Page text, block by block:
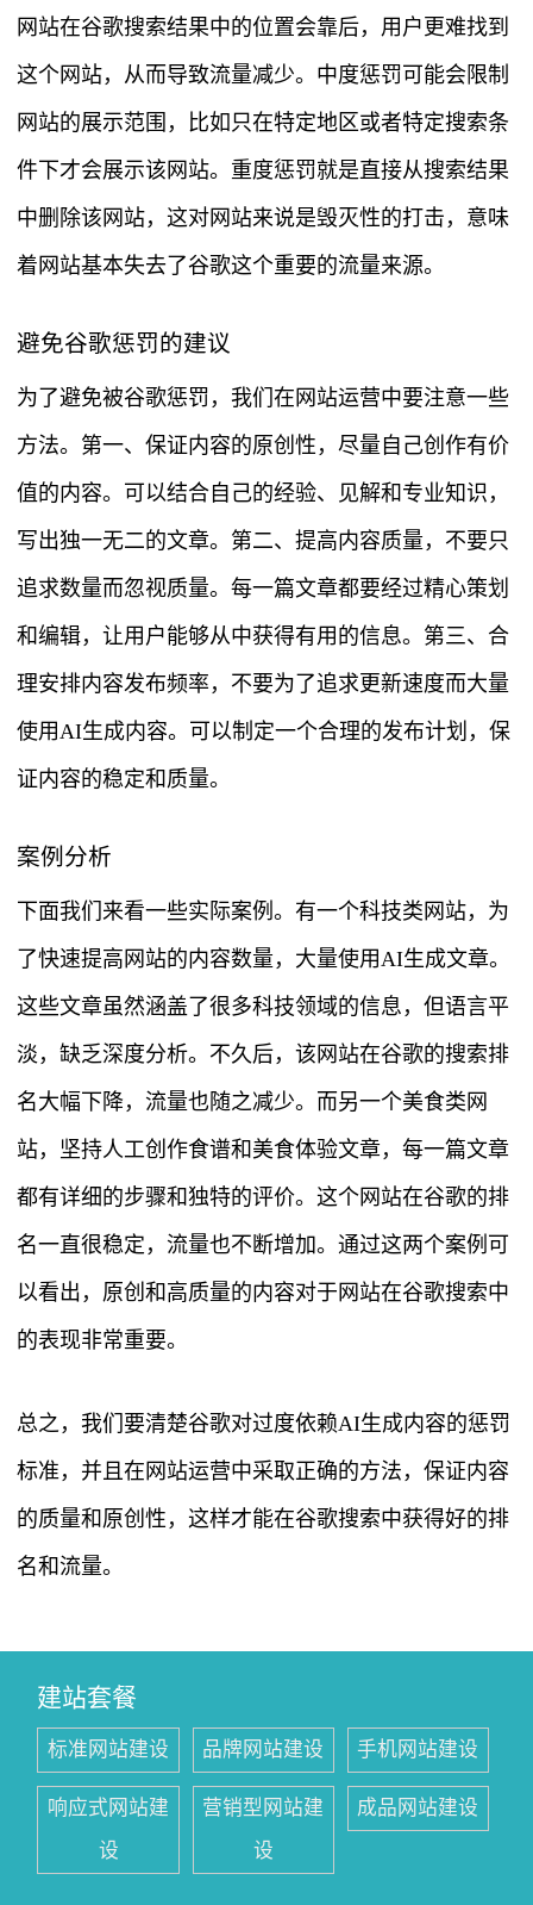
网站在谷歌搜索结果中的位置会靠后，用户更难找到
这个网站，从而导致流量减少。中度惩罚可能会限制
网站的展示范围，比如只在特定地区或者特定搜索条
件下才会展示该网站。重度惩罚就是直接从搜索结果
中删除该网站，这对网站来说是毁灭性的打击，意味
着网站基本失去了谷歌这个重要的流量来源。
避免谷歌惩罚的建议
为了避免被谷歌惩罚，我们在网站运营中要注意一些
方法。第一、保证内容的原创性，尽量自己创作有价
值的内容。可以结合自己的经验、见解和专业知识，
写出独一无二的文章。第二、提高内容质量，不要只
追求数量而忽视质量。每一篇文章都要经过精心策划
和编辑，让用户能够从中获得有用的信息。第三、合
理安排内容发布频率，不要为了追求更新速度而大量
使用AI生成内容。可以制定一个合理的发布计划，保
证内容的稳定和质量。
案例分析
下面我们来看一些实际案例。有一个科技类网站，为
了快速提高网站的内容数量，大量使用AI生成文章。
这些文章虽然涵盖了很多科技领域的信息，但语言平
淡，缺乏深度分析。不久后，该网站在谷歌的搜索排
名大幅下降，流量也随之减少。而另一个美食类网
站，坚持人工创作食谱和美食体验文章，每一篇文章
都有详细的步骤和独特的评价。这个网站在谷歌的排
名一直很稳定，流量也不断增加。通过这两个案例可
以看出，原创和高质量的内容对于网站在谷歌搜索中
的表现非常重要。
总之，我们要清楚谷歌对过度依赖AI生成内容的惩罚
标准，并且在网站运营中采取正确的方法，保证内容
的质量和原创性，这样才能在谷歌搜索中获得好的排
名和流量。
建站套餐
标准网站建设 品牌网站建设 手机网站建设
响应式网站建
设
营销型网站建
设
成品网站建设